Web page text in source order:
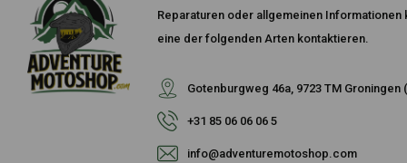
Reparaturen oder allgemeinen Informationen
eine der folgenden Arten kontaktieren.
Gotenburgweg 46a, 9723 TM Groningen
+31 85 06 06 06 5
info@adventuremotoshop.com